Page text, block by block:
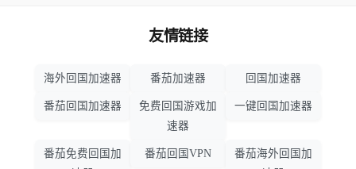
友情链接
海外回国加速器 番茄加速器 回国加速器
番茄回国加速器
免费回国游戏加
速器
一键回国加速器
番茄免费回国加
番茄回国VPN
番茄海外回国加